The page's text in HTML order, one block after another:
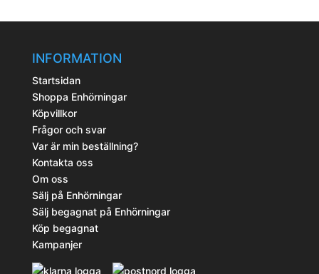
INFORMATION
Startsidan
Shoppa Enhörningar
Köpvillkor
Frågor och svar
Var är min beställning?
Kontakta oss
Om oss
Sälj på Enhörningar
Sälj begagnat på Enhörningar
Köp begagnat
Kampanjer